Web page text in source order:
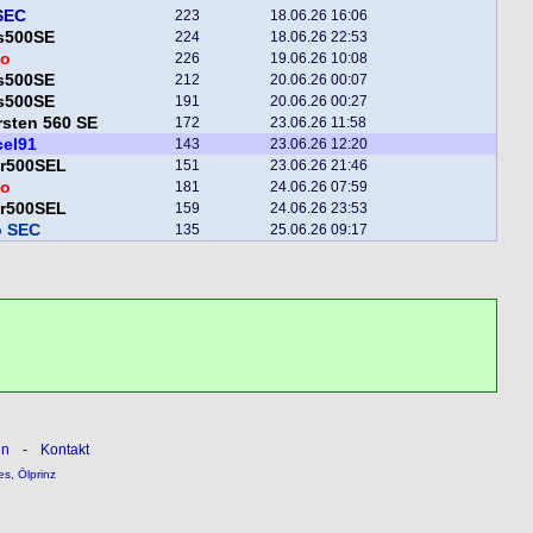
223 18.06.26 16:06
224 18.06.26 22:53
226 19.06.26 10:08
212 20.06.26 00:07
191 20.06.26 00:27
560 SE 172 23.06.26 11:58
143 23.06.26 12:20
151 23.06.26 21:46
181 24.06.26 07:59
159 24.06.26 23:53
SEC 135 25.06.26 09:17
- Kontakt
, Ölprinz